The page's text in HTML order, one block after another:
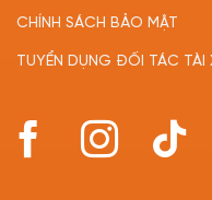
CHÍNH SÁCH BẢO MẬT
TUYỂN DỤNG ĐỐI TÁC TÀI